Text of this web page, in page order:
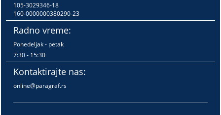
105-3029346-18
160-0000000380290-23
Radno vreme:
Ponedeljak - petak
7:30 - 15:30
Kontaktirajte nas:
online@paragraf.rs